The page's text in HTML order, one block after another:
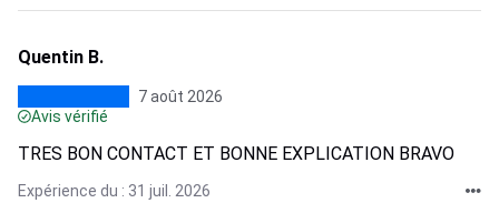
Quentin B.
7 août 2026
Avis vérifié
TRES BON CONTACT ET BONNE EXPLICATION BRAVO
Expérience du : 31 juil. 2026